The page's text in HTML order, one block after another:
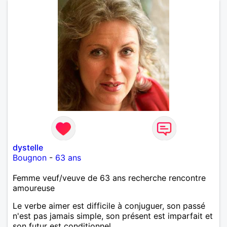
dystelle
Bougnon - 63 ans
Femme veuf/veuve de 63 ans recherche rencontre
amoureuse
Le verbe aimer est difficile à conjuguer, son passé
n'est pas jamais simple, son présent est imparfait et